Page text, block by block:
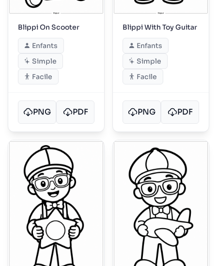
Blippi On Scooter
Enfants
Simple
Facile
PNG PDF
Blippi With Toy Guitar
Enfants
Simple
Facile
PNG PDF